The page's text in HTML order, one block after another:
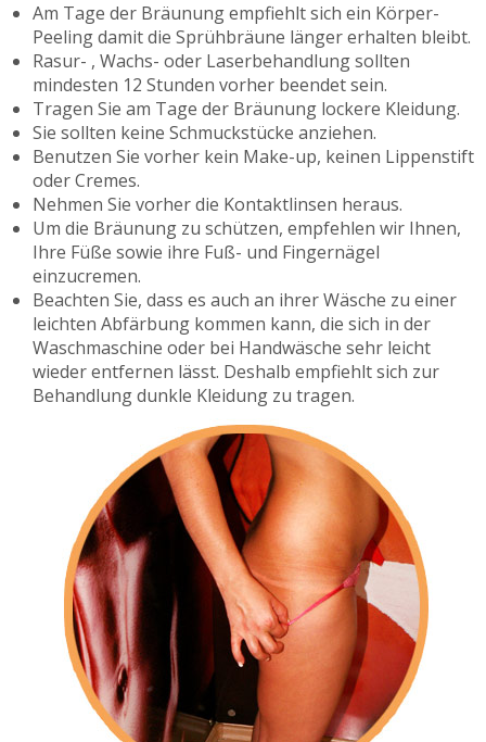
Am Tage der Bräunung empfiehlt sich ein Körper-
Peeling damit die Sprühbräune länger erhalten bleibt.
Rasur- , Wachs- oder Laserbehandlung sollten
mindesten 12 Stunden vorher beendet sein.
Tragen Sie am Tage der Bräunung lockere Kleidung.
Sie sollten keine Schmuckstücke anziehen.
Benutzen Sie vorher kein Make-up, keinen Lippenstift
oder Cremes.
Nehmen Sie vorher die Kontaktlinsen heraus.
Um die Bräunung zu schützen, empfehlen wir Ihnen,
Ihre Füße sowie ihre Fuß- und Fingernägel
einzucremen.
Beachten Sie, dass es auch an ihrer Wäsche zu einer
leichten Abfärbung kommen kann, die sich in der
Waschmaschine oder bei Handwäsche sehr leicht
wieder entfernen lässt. Deshalb empfiehlt sich zur
Behandlung dunkle Kleidung zu tragen.